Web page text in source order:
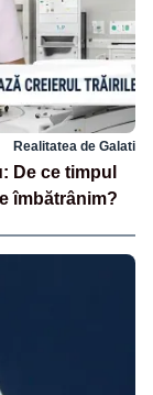
Realitatea de Galati
De ce timpul
îmbătrânim?